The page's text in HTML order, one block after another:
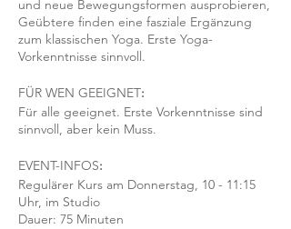
und neue Bewegungsformen ausprobieren,
Geübtere finden eine fasziale Ergänzung
zum klassischen Yoga. Erste Yoga-
Vorkenntnisse sinnvoll.
FÜR WEN GEEIGNET:
Für alle geeignet. Erste Vorkenntnisse sind
sinnvoll, aber kein Muss.
EVENT-INFOS:
Regulärer Kurs am Donnerstag, 10 - 11:15
Uhr, im Studio
Dauer: 75 Minuten